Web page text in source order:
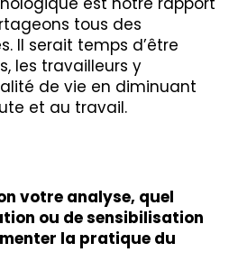
tous des
Il serait temps d’être
les travailleurs y
de vie en diminuant
et au travail.
votre analyse, quel
ou de sensibilisation
la pratique du